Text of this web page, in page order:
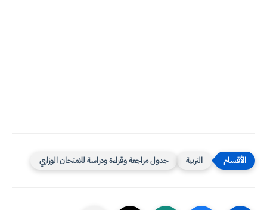
التربية جدول مراجعة وقراءة ودراسة للامتحان الوزاري